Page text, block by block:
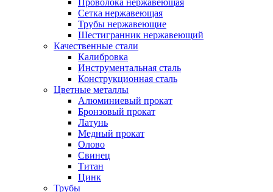
Проволока нержавеющая
Сетка нержавеющая
Трубы нержавеющие
Шестигранник нержавеющий
Качественные стали
Калибровка
Инструментальная сталь
Конструкционная сталь
Цветные металлы
Алюминиевый прокат
Бронзовый прокат
Латунь
Медный прокат
Олово
Свинец
Титан
Цинк
Трубы